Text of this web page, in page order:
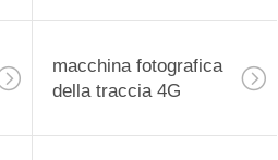
macchina fotografica
della traccia 4G